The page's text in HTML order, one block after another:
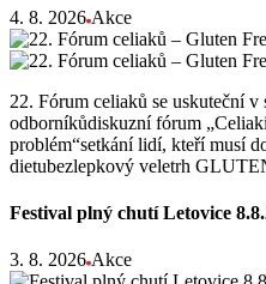
4. 8. 2026 Akce
22. Fórum celiaků se uskuteční
odborníkůdiskuzní fórum
problém“setkání lidí, kteří musí
dietubezlepkový veletrh
Festival plný chutí Letovice
3. 8. 2026 Akce